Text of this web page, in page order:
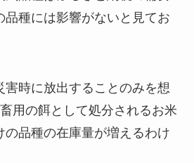
品種には影響がないと見てお
害時に放出することのみを想
用の餌として処分されるお米
の品種の在庫量が増えるわけ